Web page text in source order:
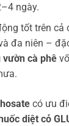
ngày.
tốt trên cả
đa niên –
vườn cà phê
có ưu
diệt cỏ